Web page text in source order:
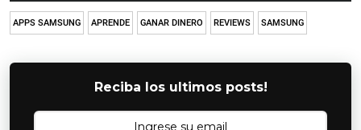
APPS SAMSUNG APRENDE GANAR DINERO REVIEWS SAMSUNG
Reciba los ultimos posts!